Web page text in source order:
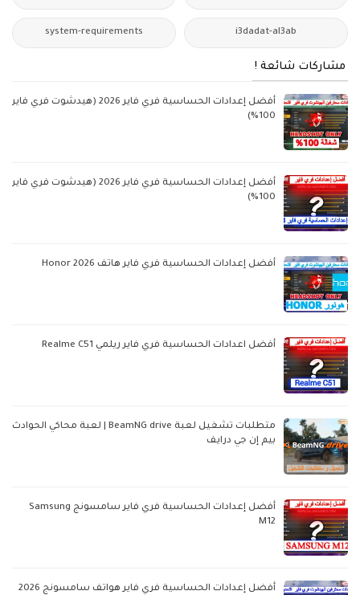
i3dadat-al3ab
system-requirements
مشاركات شائعة !
أفضل إعدادات الحساسية فري فاير 2026 (هيدشوت فري فاير
100%)
أفضل إعدادات الحساسية فري فاير 2026 (هيدشوت فري فاير
100%)
أفضل إعدادات الحساسية فري فاير هاتف Honor 2026
أفضل اعدادات الحساسية فري فاير ريلمي Realme C51
متطلبات تشغيل لعبة BeamNG drive | لعبة محاكي الحوادث
بيم إن جي درايف
أفضل إعدادات الحساسية فري فاير سامسونج Samsung
M12
أفضل إعدادات الحساسية فري فاير هواتف سامسونج 2026